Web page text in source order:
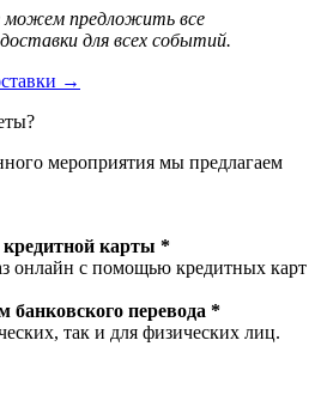
предложить все
для всех событий.
→
мероприятия мы предлагаем
карты *
онлайн с помощью кредитных карт
банковского перевода *
так и для физических лиц.